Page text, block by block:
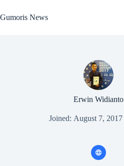
to
content
Gumoris News
Erwin Widianto
Joined: August 7, 2017